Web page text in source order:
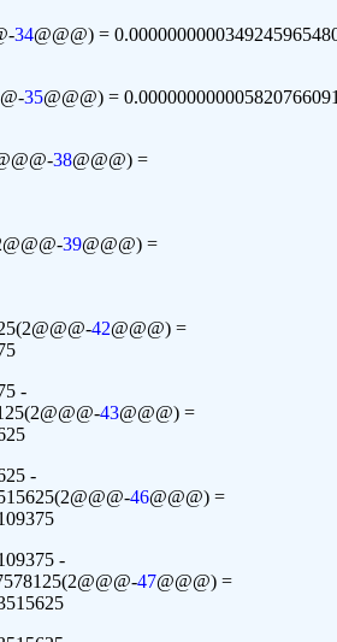
34@@@) =
35@@@) =
38@@@) =
39@@@) =
42@@@) =
-
43@@@) =
-
46@@@) =
-
47@@@) =